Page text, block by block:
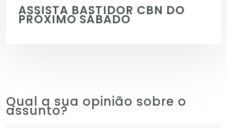
ASSISTA BASTIDOR CBN DO
PRÓXIMO SÁBADO
Qual a sua opinião sobre o
assunto?